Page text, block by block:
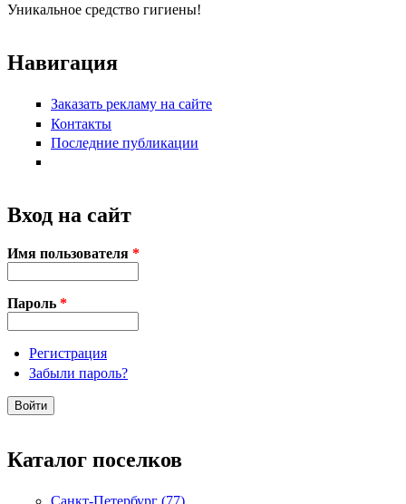
Уникальное средство гигиены!
Навигация
Заказать рекламу на сайте
Контакты
Последние публикации
Вход на сайт
Имя пользователя *
Пароль *
Регистрация
Забыли пароль?
Каталог поселков
Санкт-Петербург (77)